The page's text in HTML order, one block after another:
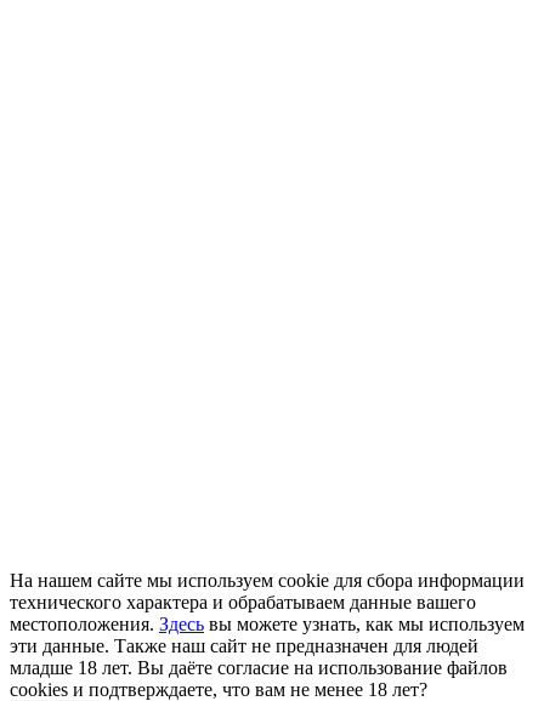
На нашем сайте мы используем cookie для сбора информации
технического характера и обрабатываем данные вашего
местоположения. Здесь вы можете узнать, как мы используем
эти данные. Также наш сайт не предназначен для людей
младше 18 лет. Вы даёте согласие на использование файлов
cookies и подтверждаете, что вам не менее 18 лет?